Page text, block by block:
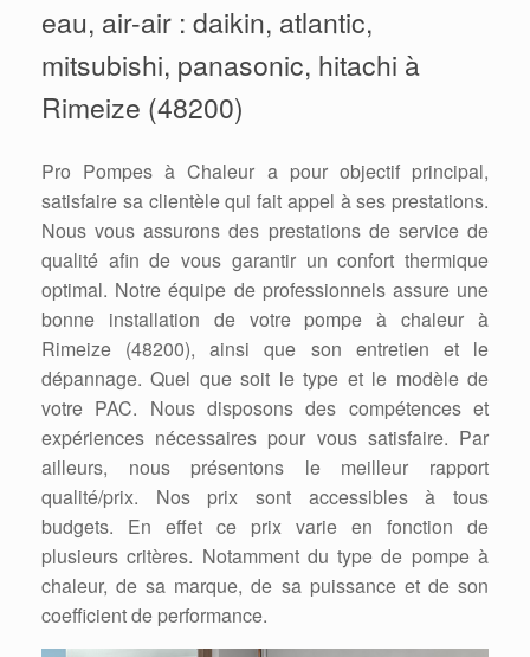
eau, air-air : daikin, atlantic,
mitsubishi, panasonic, hitachi à
Rimeize (48200)
Pro Pompes à Chaleur a pour objectif principal,
satisfaire sa clientèle qui fait appel à ses prestations.
Nous vous assurons des prestations de service de
qualité afin de vous garantir un confort thermique
optimal. Notre équipe de professionnels assure une
bonne installation de votre pompe à chaleur à
Rimeize (48200), ainsi que son entretien et le
dépannage. Quel que soit le type et le modèle de
votre PAC. Nous disposons des compétences et
expériences nécessaires pour vous satisfaire. Par
ailleurs, nous présentons le meilleur rapport
qualité/prix. Nos prix sont accessibles à tous
budgets. En effet ce prix varie en fonction de
plusieurs critères. Notamment du type de pompe à
chaleur, de sa marque, de sa puissance et de son
coefficient de performance.